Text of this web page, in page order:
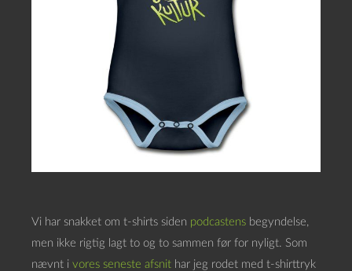
Vi har snakket om t-shirts siden podcastens begyndelse,
men ikke rigtig lagt to og to sammen før for nyligt. Som
nævnt i vores seneste afsnit har jeg rodet med t-shirttryk